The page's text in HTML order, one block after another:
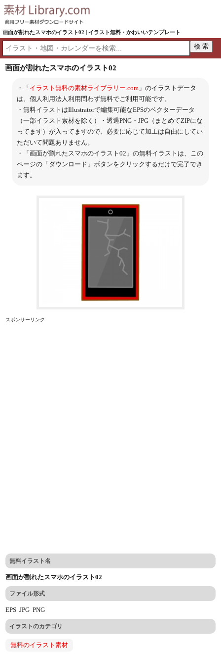
画面が割れたスマホのイラスト02 | イラスト無料・かわいいテンプレート
画面が割れたスマホのイラスト02
・「イラスト無料の素材ライブラリー.com」のイラストデータ
は、個人利用法人利用問わず無料でご利用可能です。
・無料イラストはIllustratorで編集可能なEPSのベクターデータ
（一部イラスト素材を除く）・透過PNG・JPG（まとめてZIPにな
ってます）が入ってますので、必要に応じて加工は自由にしてい
ただいて問題ありません。
・「画面が割れたスマホのイラスト02」の無料イラストは、この
ページの「ダウンロード」ボタンをクリックするだけで完了でき
ます。
スポンサーリンク
無料イラスト名
画面が割れたスマホのイラスト02
ファイル形式
EPSJPGPNG
イラストのカテゴリ
無料のイラスト素材